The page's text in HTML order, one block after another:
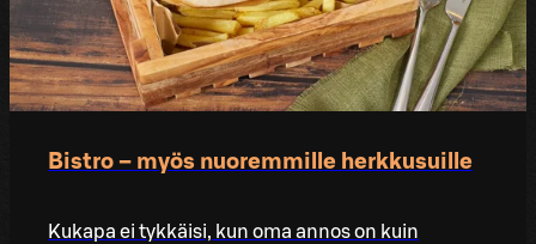
Bistro – myös nuoremmille herkkusuille
Kukapa ei tykkäisi, kun oma annos on kuin